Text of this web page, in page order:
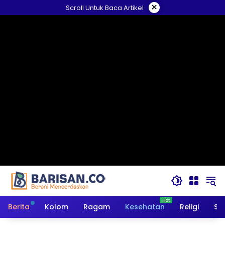
ke
Scroll Untuk Baca Artikel ×
Berita Kolom Ragam Kesehatan Religi